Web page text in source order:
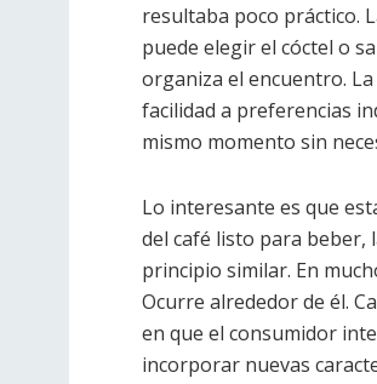
resultaba poco práctico.
puede elegir el cóctel o
organiza el encuentro.
facilidad a preferencias
mismo momento sin
Lo interesante es que
del café listo para beber,
principio similar. En
Ocurre alrededor de él.
en que el consumidor
incorporar nuevas